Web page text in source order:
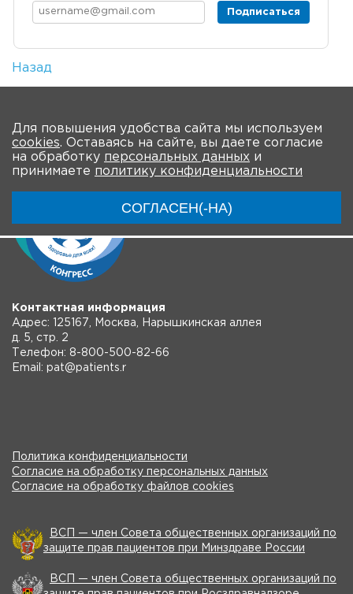
Подписаться
Назад
Для повышения удобства сайта мы используем
cookies. Оставаясь на сайте, вы даете согласие
на обработку персональных данных и
принимаете политику конфиденциальности
СОГЛАСЕН(-НА)
Контактная информация
Адрес: 125167, Москва, Нарышкинская аллея
д. 5, стр. 2
Телефон: 8-800-500-82-66
Email: pat@patients.r
Политика конфиденциальности
Согласие на обработку персональных данных
Согласие на обработку файлов cookies
ВСП — член Совета общественных организаций по
защите прав пациентов при Минздраве России
ВСП — член Совета общественных организаций по